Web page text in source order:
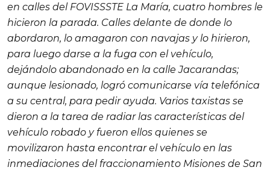
en calles del FOVISSSTE La María, cuatro hombres le
hicieron la parada. Calles delante de donde lo
abordaron, lo amagaron con navajas y lo hirieron,
para luego darse a la fuga con el vehículo,
dejándolo abandonado en la calle Jacarandas;
aunque lesionado, logró comunicarse vía telefónica
a su central, para pedir ayuda. Varios taxistas se
dieron a la tarea de radiar las características del
vehículo robado y fueron ellos quienes se
movilizaron hasta encontrar el vehículo en las
inmediaciones del fraccionamiento Misiones de San